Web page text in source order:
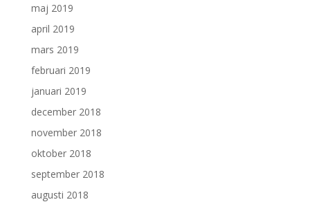
maj 2019
april 2019
mars 2019
februari 2019
januari 2019
december 2018
november 2018
oktober 2018
september 2018
augusti 2018